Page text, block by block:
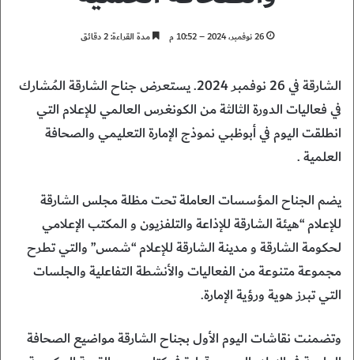
26 نوفمبر، 2024 – 10:52 م مدة القراءة: 2 دقائق
الشارقة في 26 نوفمبر 2024. يستعرض جناح الشارقة المُشارك
في فعاليات الدورة الثالثة من الكونغرس العالمي للإعلام التي
انطلقت اليوم في أبوظبي نموذج الإمارة التعليمي والصحافة
العلمية .
يضم الجناح المؤسسات العاملة تحت مظلة مجلس الشارقة
للإعلام “هيئة الشارقة للإذاعة والتلفزيون و المكتب الإعلامي
لحكومة الشارقة و مدينة الشارقة للإعلام “شمس” والتي تطرح
مجموعة متنوعة من الفعاليات والأنشطة التفاعلية والجلسات
التي تبرز هوية ورؤية الإمارة.
وتضمنت نقاشات اليوم الأول بجناح الشارقة مواضيع الصحافة